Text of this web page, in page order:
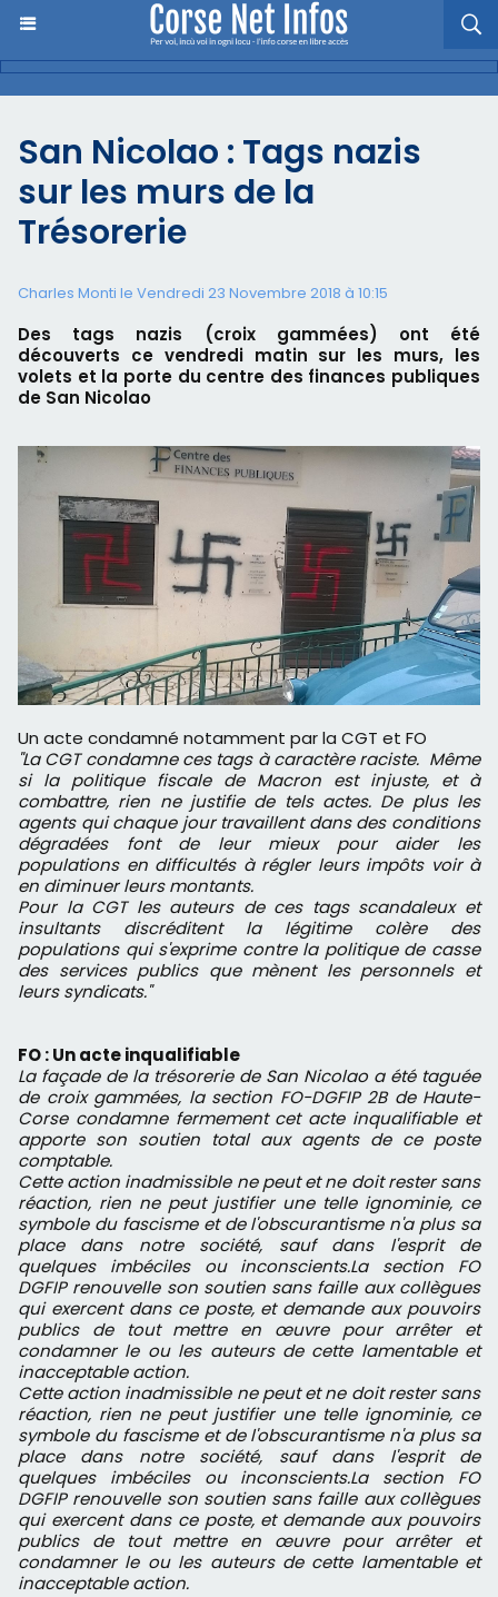
San Nicolao : Tags nazis
sur les murs de la
Trésorerie
Charles Monti le Vendredi 23 Novembre 2018 à 10:15
Des tags nazis (croix gammées) ont été
découverts ce vendredi matin sur les murs, les
volets et la porte du centre des finances publiques
de San Nicolao
Un acte condamné notamment par la CGT et FO
"La CGT condamne ces tags à caractère raciste. Même
si la politique fiscale de Macron est injuste, et à
combattre, rien ne justifie de tels actes. De plus les
agents qui chaque jour travaillent dans des conditions
dégradées font de leur mieux pour aider les
populations en difficultés à régler leurs impôts voir à
en diminuer leurs montants.
Pour la CGT les auteurs de ces tags scandaleux et
insultants discréditent la légitime colère des
populations qui s'exprime contre la politique de casse
des services publics que mènent les personnels et
leurs syndicats."
FO : Un acte inqualifiable
La façade de la trésorerie de San Nicolao a été taguée
de croix gammées, la section FO-DGFIP 2B de Haute-
Corse condamne fermement cet acte inqualifiable et
apporte son soutien total aux agents de ce poste
comptable.
Cette action inadmissible ne peut et ne doit rester sans
réaction, rien ne peut justifier une telle ignominie, ce
symbole du fascisme et de l'obscurantisme n'a plus sa
place dans notre société, sauf dans l'esprit de
quelques imbéciles ou inconscients.La section FO
DGFIP renouvelle son soutien sans faille aux collègues
qui exercent dans ce poste, et demande aux pouvoirs
publics de tout mettre en œuvre pour arrêter et
condamner le ou les auteurs de cette lamentable et
inacceptable action.
Cette action inadmissible ne peut et ne doit rester sans
réaction, rien ne peut justifier une telle ignominie, ce
symbole du fascisme et de l'obscurantisme n'a plus sa
place dans notre société, sauf dans l'esprit de
quelques imbéciles ou inconscients.La section FO
DGFIP renouvelle son soutien sans faille aux collègues
qui exercent dans ce poste, et demande aux pouvoirs
publics de tout mettre en œuvre pour arrêter et
condamner le ou les auteurs de cette lamentable et
inacceptable action.